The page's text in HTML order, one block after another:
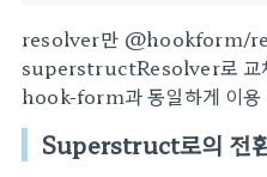
resolver만 @hookform/
superstructResolver로 교
hook-form과 동일하게 이용
Superstruct로의 전